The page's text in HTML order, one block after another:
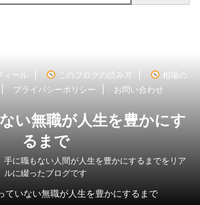
ィール このブログの読み方
相場の
プライバシーポリシー お問い合わせ
い無職が人生を豊かにす
るまで
手に職もない人間が人生を豊かにするまでをリア
ルに綴ったブログです
いない無職が人生を豊かにするまで